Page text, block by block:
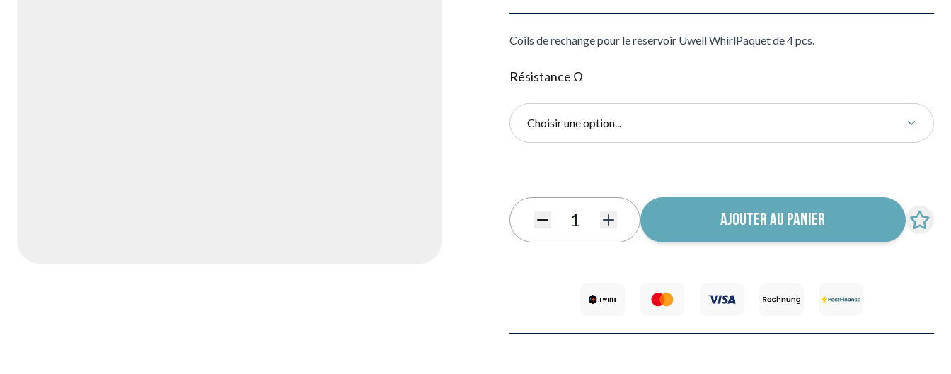
Coils de rechange pour le réservoir Uwell WhirlPaquet de 4 pcs.
Résistance Ω
Choisir une option...
Quantité AJOUTER AU PANIER